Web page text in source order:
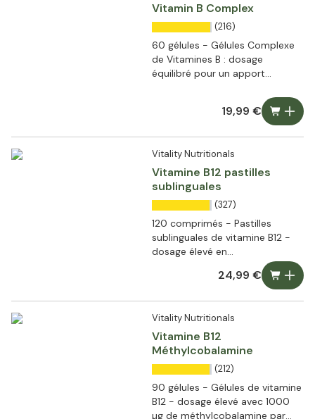
Vitamin B Complex
(216)
60 gélules - Gélules Complexe
de Vitamines B : dosage
équilibré pour un apport
19,99 €
Vitality Nutritionals
Vitamine B12 pastilles
sublinguales
(327)
120 comprimés - Pastilles
sublinguales de vitamine B12 -
dosage élevé en
24,99 €
Vitality Nutritionals
Vitamine B12
Méthylcobalamine
(212)
90 gélules - Gélules de vitamine
B12 - dosage élevé avec 1000
µg de méthylcobalamine par